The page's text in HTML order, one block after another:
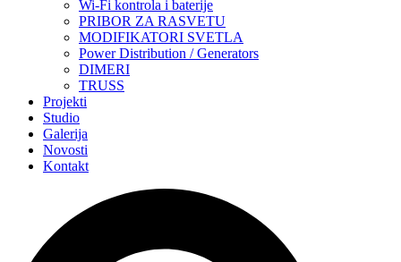
Wi-Fi kontrola i baterije
PRIBOR ZA RASVETU
MODIFIKATORI SVETLA
Power Distribution / Generators
DIMERI
TRUSS
Projekti
Studio
Galerija
Novosti
Kontakt